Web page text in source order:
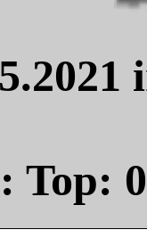
Top: 0